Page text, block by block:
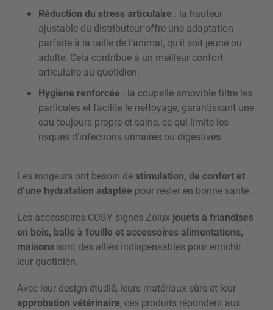
Réduction du stress articulaire : la hauteur
ajustable du distributeur offre une adaptation
parfaite à la taille de l’animal, qu’il soit jeune ou
adulte. Cela contribue à un meilleur confort
articulaire au quotidien.
Hygiène renforcée : la coupelle amovible filtre les
particules et facilite le nettoyage, garantissant une
eau toujours propre et saine, ce qui limite les
risques d’infections urinaires ou digestives.
Les rongeurs ont besoin destimulation, de confort et
d’une hydratation adaptée pour rester en bonne santé.
Les accessoires COSY signés Zolux jouets à friandises
en bois, balle à fouille et accessoires alimentations,
maisons sont des alliés indispensables pour enrichir
leur quotidien.
Avec leur design étudié, leurs matériaux sûrs et leur
approbation vétérinaire, ces produits répondent aux